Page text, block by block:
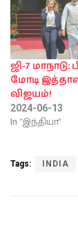
ஜி-7 மாநாடு:
மோடி
விஜயம்!
2024-06-13
In "இந்தியா"
Tags: INDIA